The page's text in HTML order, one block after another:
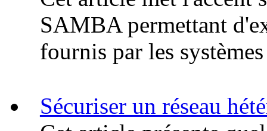
SAMBA permettant
fournis par les
Sécuriser un réseau